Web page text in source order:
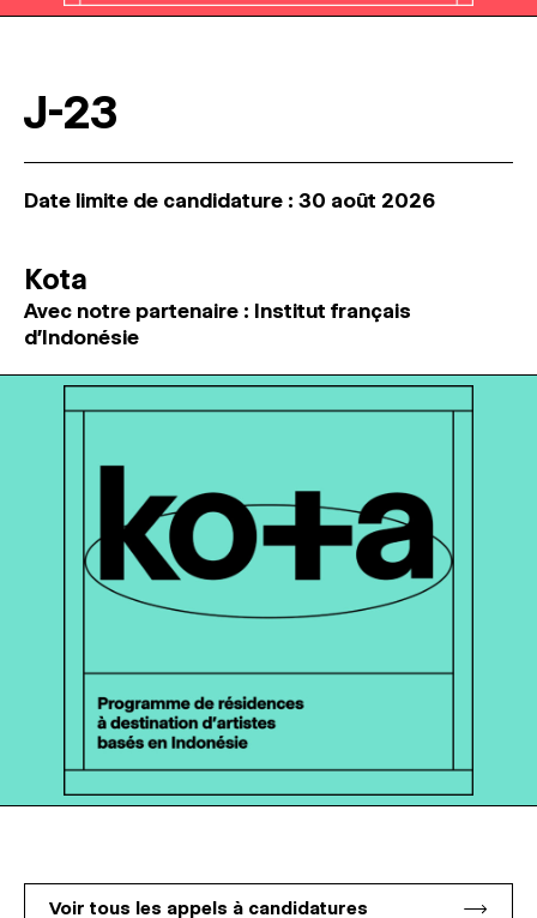
J-23
Date limite de candidature : 30 août 2026
Kota
Avec notre partenaire : Institut français
d'Indonésie
Voir tous les appels à candidatures